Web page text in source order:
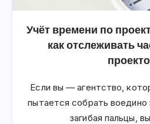
Учёт времени по
как отслеживать
Если вы — агентство,
пытается собрать воедино
загибая пальцы,